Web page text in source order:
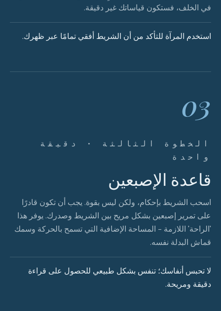
في الخلف، فستكون قياساتك غير دقيقة.
استخدم المرآة للتأكد من أن الشريط أفقي تمامًا عبر ظهرك.
03
الخطوة الثالثة · دقيقة
واحدة
قاعدة الإصبعين
اسحب الشريط بإحكام، ولكن ليس بقوة. يجب أن تكون قادرًا
على تمرير إصبعين بشكل مريح بين الشريط وصدرك. يوفر هذا
'الراحة' اللازمة - المساحة الإضافية التي تسمح بالحركة وسمك
قماش البدلة نفسه.
لا تحبس أنفاسك؛ تنفس بشكل طبيعي للحصول على قراءة
دقيقة ومريحة.